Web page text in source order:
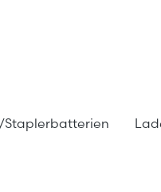
Staplerbatterien